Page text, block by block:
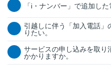
「i・ナンバー」で追加し
引越しに伴う「加入電話」
りたい。
サービスの申し込みを取り
かかりますか。